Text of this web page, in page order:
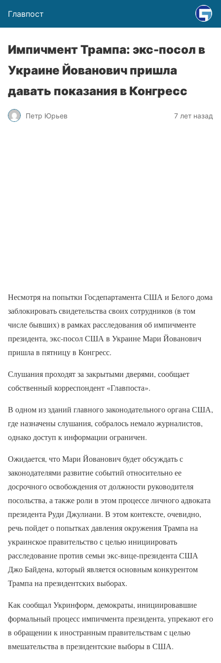
Главпост
Импичмент Трампа: экс-посол в
Украине Йованович пришла
давать показания в Конгресс
Петр Юрьев 7 лет назад
Несмотря на попытки Госдепартамента США и Белого дома
заблокировать свидетельства своих сотрудников (в том
числе бывших) в рамках расследования об импичменте
президента, экс-посол США в Украине Мари Йованович
пришла в пятницу в Конгресс.
Слушания проходят за закрытыми дверями, сообщает
собственный корреспондент «Главпоста».
В одном из зданий главного законодательного органа США,
где назначены слушания, собралось немало журналистов,
однако доступ к информации ограничен.
Ожидается, что Мари Йованович будет обсуждать с
законодателями развитие событий относительно ее
досрочного освобождения от должности руководителя
посольства, а также роли в этом процессе личного адвоката
президента Руди Джулиани. В этом контексте, очевидно,
речь пойдет о попытках давления окружения Трампа на
украинское правительство с целью инициировать
расследование против семьи экс-вице-президента США
Джо Байдена, который является основным конкурентом
Трампа на президентских выборах.
Как сообщал Укринформ, демократы, инициировавшие
формальный процесс импичмента президента, упрекают его
в обращении к иностранным правительствам с целью
вмешательства в президентские выборы в США.